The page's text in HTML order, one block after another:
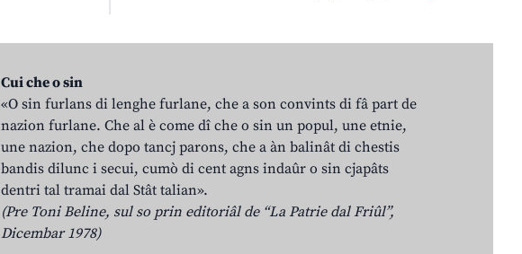
Cui che o sin
«O sin furlans di lenghe furlane, che a son convints di fâ part de
nazion furlane. Che al è come dî che o sin un popul, une etnie,
une nazion, che dopo tancj parons, che a àn balinât di chestis
bandis dilunc i secui, cumò di cent agns indaûr o sin cjapâts
dentri tal tramai dal Stât talian».
(Pre Toni Beline, sul so prin editoriâl de “La Patrie dal Friûl”,
Dicembar 1978)